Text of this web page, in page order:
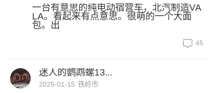
一台有意思的纯电动宿营车，北汽制造VA
LA。看起来有点意思。很萌的一个大面
包。出
45
迷人的鹦鹉螺13...
2025-01-15 铁岭市